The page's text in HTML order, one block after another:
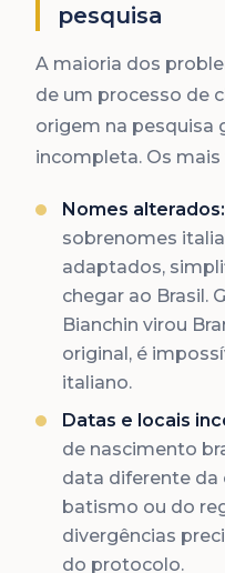
pesquisa
A maioria dos
de um processo de
origem na pesquisa
incompleta. Os
Nomes alterados:
sobrenomes
adaptados,
chegar ao Brasil.
Bianchin virou
original, é
italiano.
Datas e locais
de nascimento
data diferente da
batismo ou do
divergências
do protocolo.